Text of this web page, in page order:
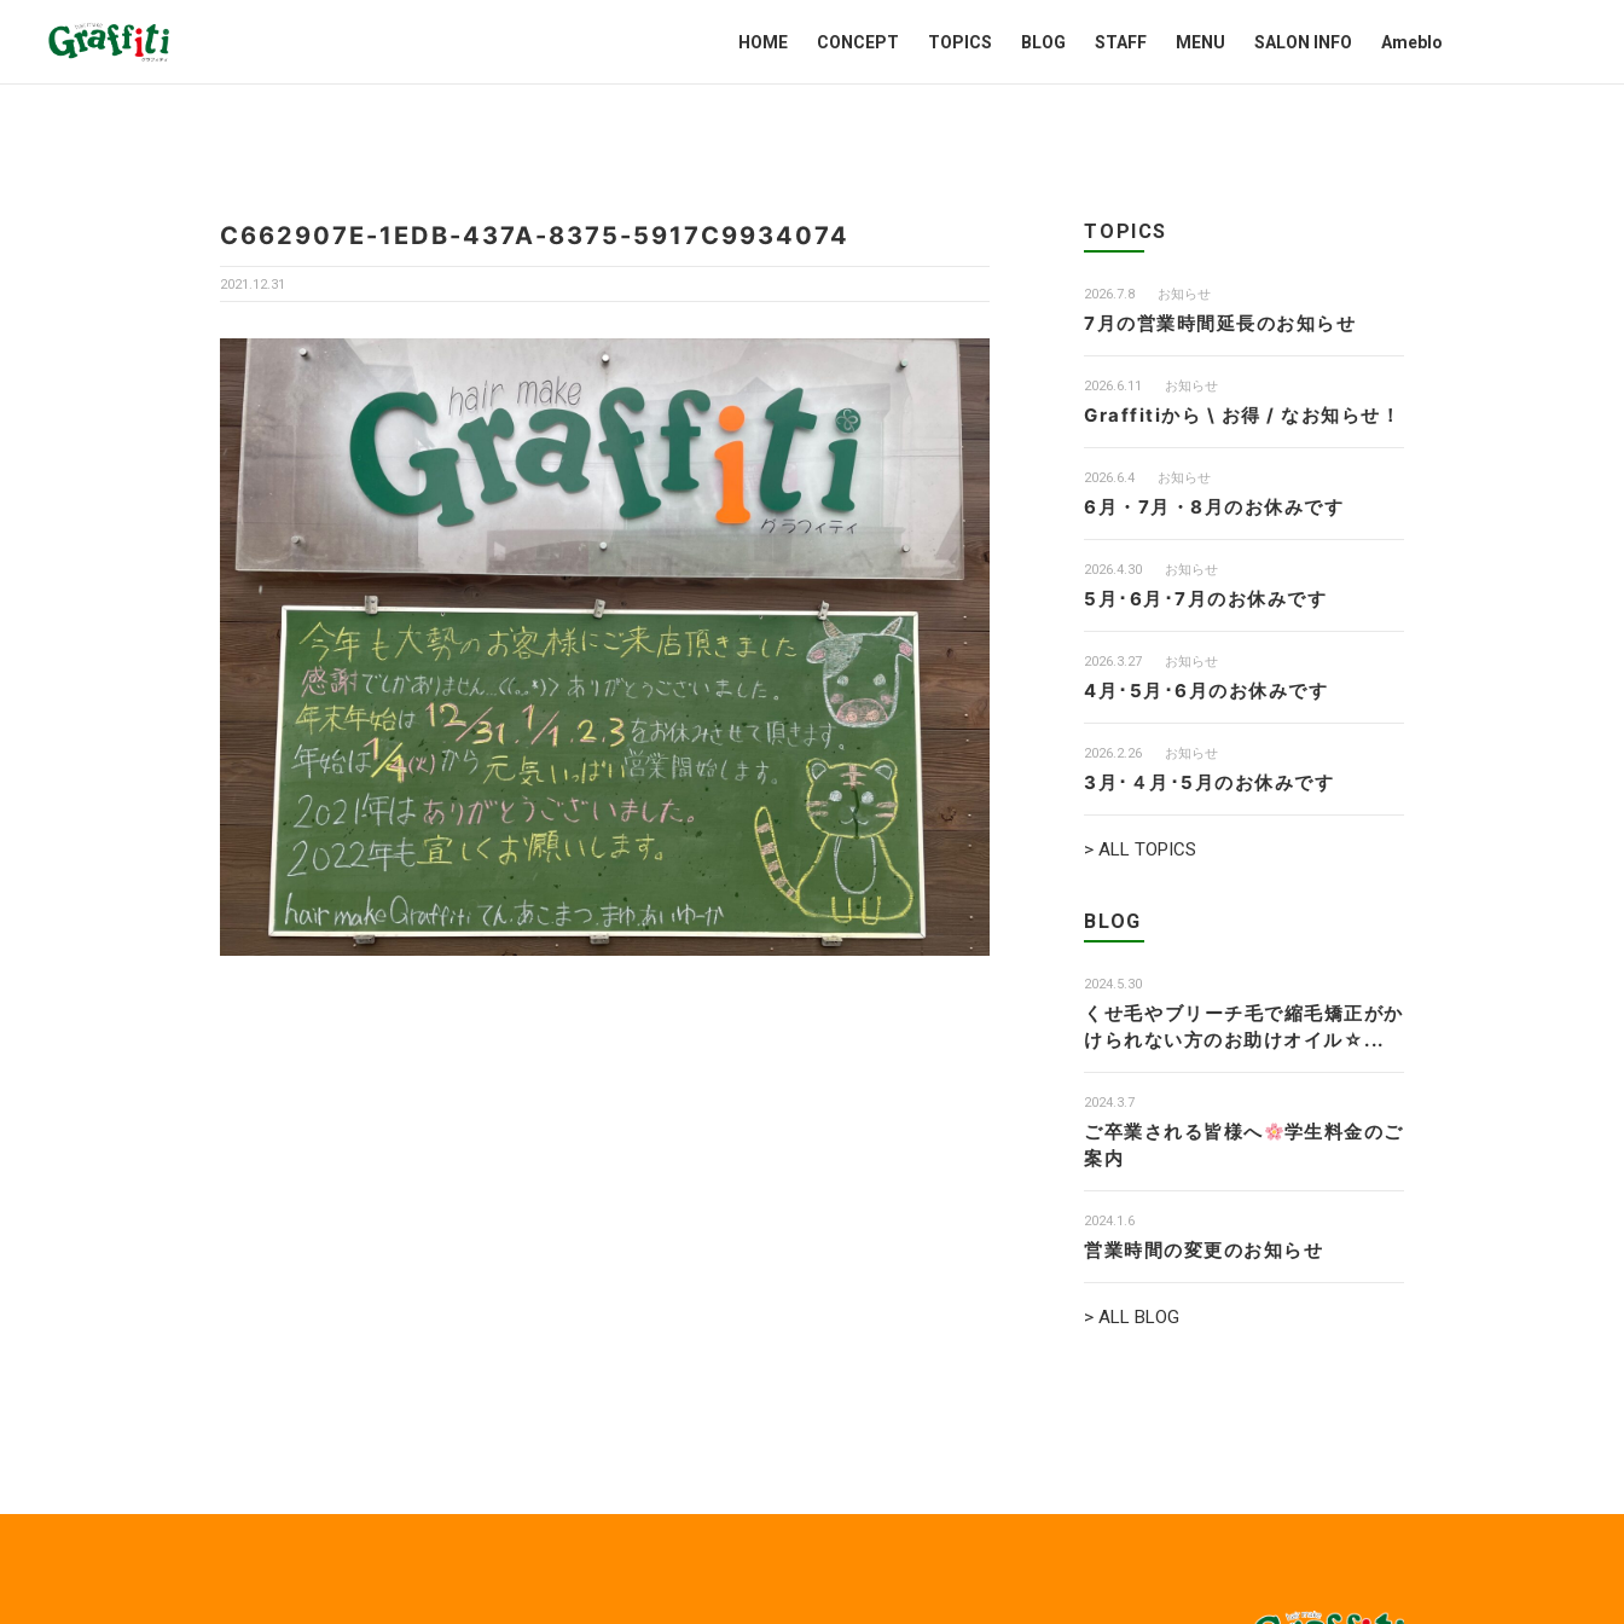
HOME CONCEPT TOPICS BLOG STAFF MENU SALON INFO Ameblo
C662907E-1EDB-437A-8375-5917C9934074
2021.12.31
TOPICS
2026.7.8 お知らせ
7月の営業時間延長のお知らせ
2026.6.11 お知らせ
Graffitiから \ お得 / なお知らせ！
2026.6.4 お知らせ
6月・7月・8月のお休みです
2026.4.30 お知らせ
5月･6月･7月のお休みです
2026.3.27 お知らせ
4月･5月･6月のお休みです
2026.2.26 お知らせ
3月･４月･5月のお休みです
> ALL TOPICS
BLOG
2024.5.30
くせ毛やブリーチ毛で縮毛矯正がか
けられない方のお助けオイル☆...
2024.3.7
ご卒業される皆様へ
学生料金のご
案内
2024.1.6
営業時間の変更のお知らせ
> ALL BLOG